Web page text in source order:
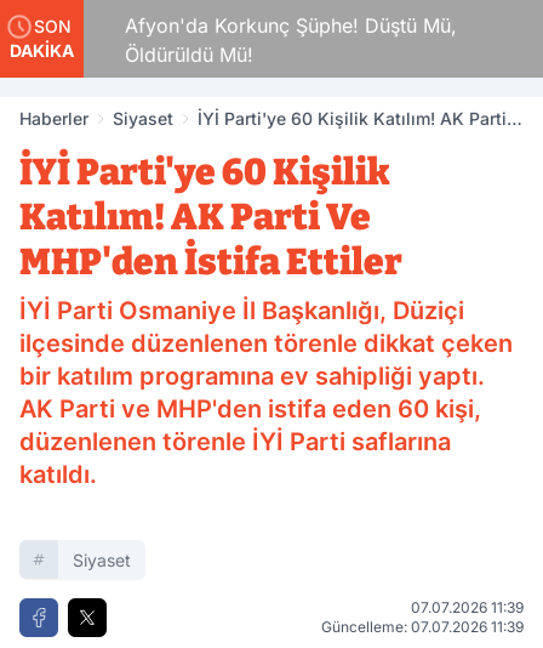
SON
DAKİKA
Afyon'da Korkunç Şüphe! Düştü Mü,
Öldürüldü Mü!
Haberler Siyaset
İYİ Parti'ye 60 Kişilik Katılım! AK Parti
İYİ Parti'ye 60 Kişilik
Katılım! AK Parti Ve
MHP'den İstifa Ettiler
İYİ Parti Osmaniye İl Başkanlığı, Düziçi
ilçesinde düzenlenen törenle dikkat çeken
bir katılım programına ev sahipliği yaptı.
AK Parti ve MHP'den istifa eden 60 kişi,
düzenlenen törenle İYİ Parti saflarına
katıldı.
Siyaset
07.07.2026 11:39
Güncelleme: 07.07.2026 11:39